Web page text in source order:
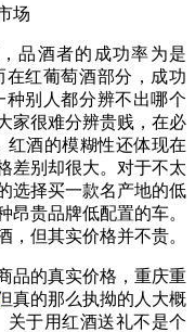
品酒者的成功率为是
在红葡萄酒部分，成功
种别人都分辨不出哪个
家很难分辨贵贱，在必
红酒的模糊性还体现在
差别却很大。对于不太
选择买一款名产地的低
昂贵品牌低配置的车。
，但其实价格并不贵。
品的真实价格，重庆重
真的那么执拗的人大概
关于用红酒送礼不是个